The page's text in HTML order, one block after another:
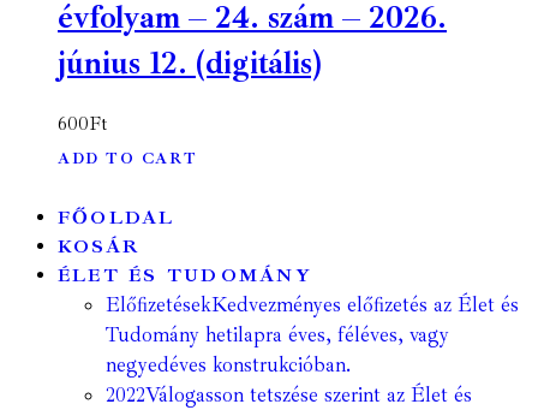
évfolyam – 24. szám – 2026.
június 12. (digitális)
600Ft
ADD TO CART
FŐOLDAL
KOSÁR
ÉLET ÉS TUDOMÁNY
ElőfizetésekKedvezményes előfizetés az Élet és
Tudomány hetilapra éves, féléves, vagy
negyedéves konstrukcióban.
2022Válogasson tetszése szerint az Élet és